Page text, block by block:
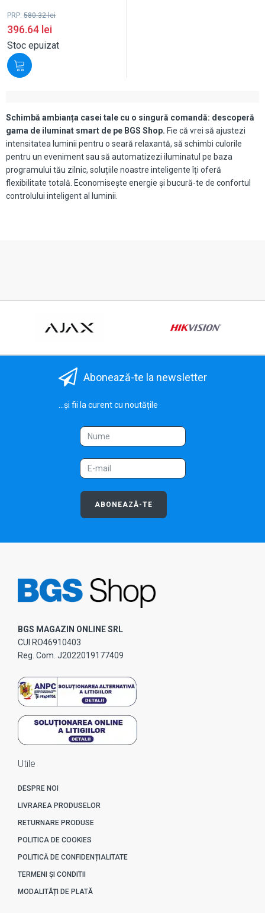
PRP: 580.32lei
396.64 lei
Stoc epuizat
Schimbă ambianța casei tale cu o singură comandă: descoperă
gama de iluminat smart de pe BGS Shop. Fie că vrei să ajustezi
intensitatea luminii pentru o seară relaxantă, să schimbi culorile
pentru un eveniment sau să automatizezi iluminatul pe baza
programului tău zilnic, soluțiile noastre inteligente îți oferă
flexibilitate totală. Economisește energie și bucură-te de confortul
controlului inteligent al luminii.
Abonează-te la newsletter
...și fii la curent cu noutățile
ABONEAZĂ-TE
BGS MAGAZIN ONLINE SRL
CUI RO46910403
Reg. Com. J2022019177409
Utile
DESPRE NOI
LIVRAREA PRODUSELOR
RETURNARE PRODUSE
POLITICA DE COOKIES
POLITICĂ DE CONFIDENȚIALITATE
TERMENI ȘI CONDITII
MODALITĂȚI DE PLATĂ